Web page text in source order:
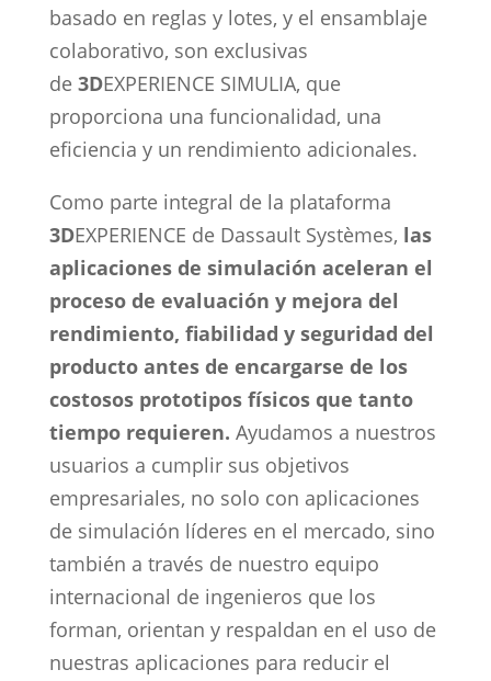
basado en reglas y lotes, y el ensamblaje
colaborativo, son exclusivas
de 3DEXPERIENCE SIMULIA, que
proporciona una funcionalidad, una
eficiencia y un rendimiento adicionales.
Como parte integral dela plataforma
3DEXPERIENCE de Dassault Systèmes, las
aplicaciones de simulación aceleran el
proceso de evaluación y mejora del
rendimiento, fiabilidad y seguridad del
producto antes de encargarse de los
costosos prototipos físicos que tanto
tiempo requieren. Ayudamos a nuestros
usuarios a cumplir sus objetivos
empresariales, no solo con aplicaciones
de simulación líderes en el mercado, sino
también a través de nuestro equipo
internacional de ingenieros que los
forman, orientan y respaldan en el uso de
nuestras aplicaciones para reducir el